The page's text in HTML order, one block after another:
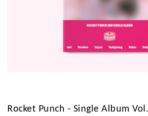
Rocket Punch - Single Album